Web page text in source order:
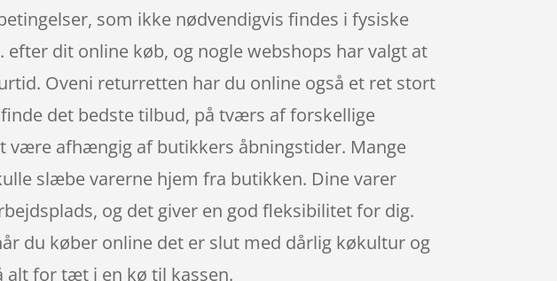
som ikke nødvendigvis findes i fysiske
dit online køb, og nogle webshops har valgt at
Oveni returretten har du online også et ret stort
det bedste tilbud, på tværs af forskellige
være afhængig af butikkers åbningstider. Mange
slæbe varerne hjem fra butikken. Dine varer
og det giver en god fleksibilitet for dig.
du køber online det er slut med dårlig køkultur og
alt for tæt i en kø til kassen.